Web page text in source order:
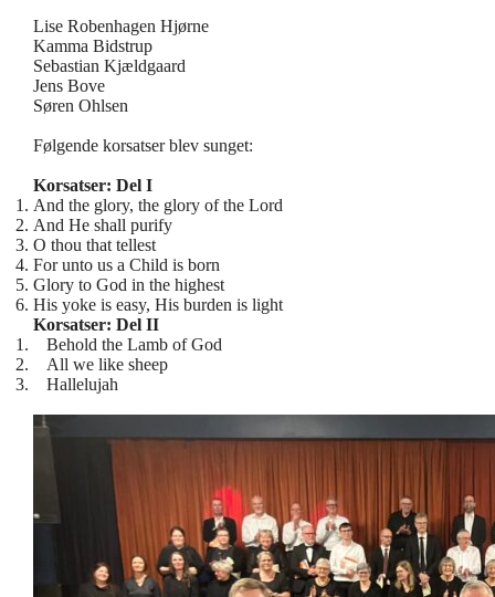
Lise Robenhagen Hjørne
Kamma Bidstrup
Sebastian Kjældgaard
Jens Bove
Søren Ohlsen
Følgende korsatser blev sunget:
Korsatser: Del I
And the glory, the glory of the Lord
And He shall purify
O thou that tellest
For unto us a Child is born
Glory to God in the highest
His yoke is easy, His burden is light
Korsatser: Del II
Behold the Lamb of God
All we like sheep
Hallelujah